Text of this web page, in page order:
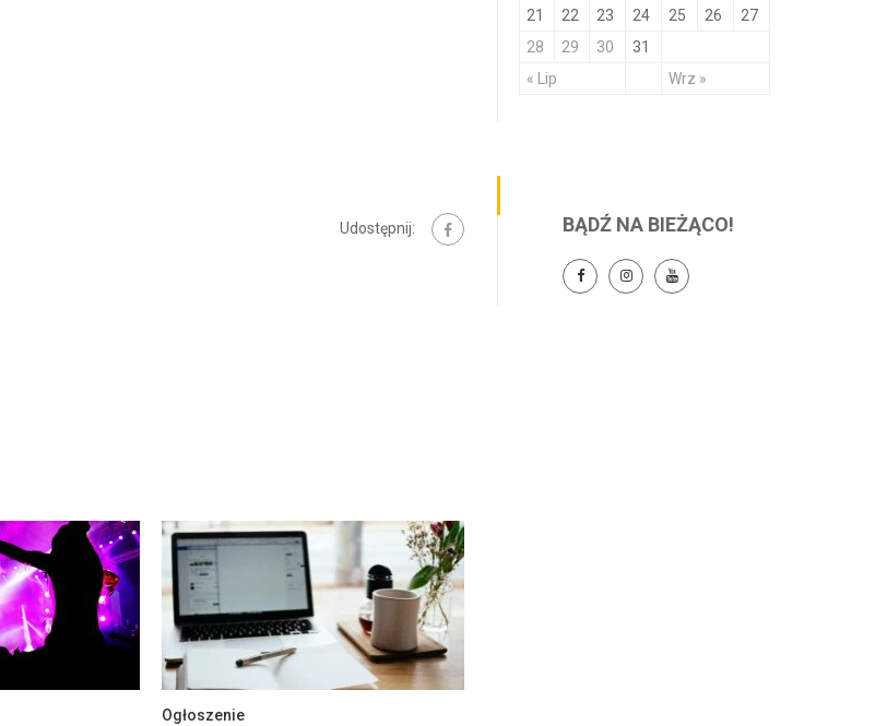
Udostępnij:
Ogłoszenie
« Lip Wrz »
21
22 23 24 25 26
27
28
29 30 31
BĄDŹ NA BIEŻĄCO!